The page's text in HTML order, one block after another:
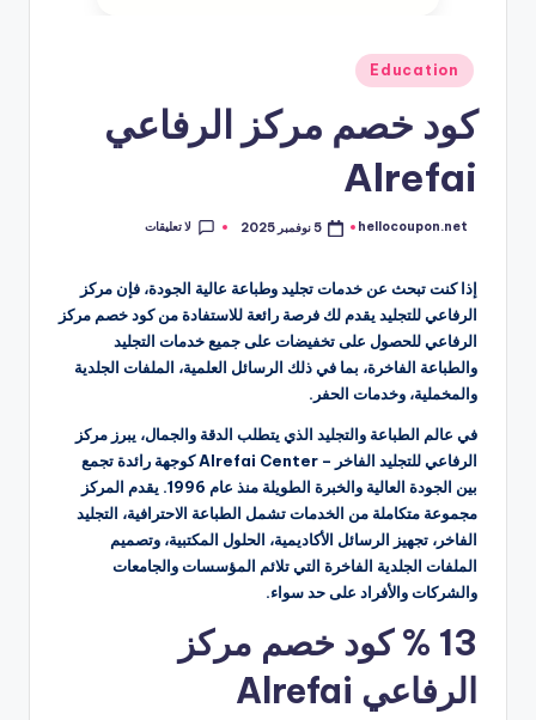
نُشر
في
Education
كود خصم مركز الرفاعي
Alrefai
تمّ
hellocoupon.net 5 نوفمبر 2025 لا تعليقات
إذا كنت تبحث عن خدمات تجليد وطباعة عالية الجودة، فإن مركز
الرفاعي للتجليد يقدم لك فرصة رائعة للاستفادة من كود خصم مركز
الرفاعي للحصول على تخفيضات على جميع خدمات التجليد
والطباعة الفاخرة، بما في ذلك الرسائل العلمية، الملفات الجلدية
والمخملية، وخدمات الحفر.
في عالم الطباعة والتجليد الذي يتطلب الدقة والجمال، يبرز مركز
الرفاعي للتجليد الفاخر – Alrefai Center كوجهة رائدة تجمع
بين الجودة العالية والخبرة الطويلة منذ عام 1996. يقدم المركز
مجموعة متكاملة من الخدمات تشمل الطباعة الاحترافية، التجليد
الفاخر، تجهيز الرسائل الأكاديمية، الحلول المكتبية، وتصميم
الملفات الجلدية الفاخرة التي تلائم المؤسسات والجامعات
والشركات والأفراد على حد سواء.
13 % كود خصم مركز
الرفاعي Alrefai